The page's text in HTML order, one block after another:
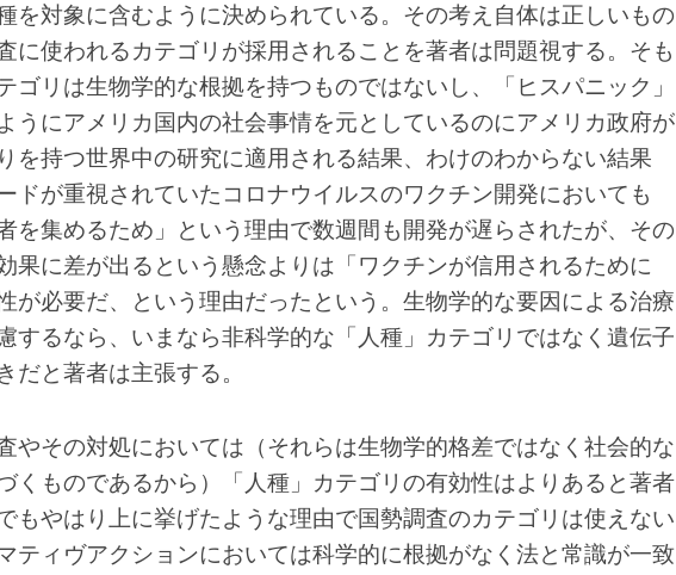
を対象に含むように決められている。その考え自体は正しいもの
に使われるカテゴリが採用されることを著者は問題視する。そも
ゴリは生物学的な根拠を持つものではないし、「ヒスパニック」
うにアメリカ国内の社会事情を元としているのにアメリカ政府が
を持つ世界中の研究に適用される結果、わけのわからない結果
ドが重視されていたコロナウイルスのワクチン開発においても
を集めるため」という理由で数週間も開発が遅らされたが、その
果に差が出るという懸念よりは「ワクチンが信用されるために
が必要だ、という理由だったという。生物学的な要因による治療
するなら、いまなら非科学的な「人種」カテゴリではなく遺伝子
だと著者は主張する。
やその対処においては（それらは生物学的格差ではなく社会的な
くものであるから）「人種」カテゴリの有効性はよりあると著者
もやはり上に挙げたような理由で国勢調査のカテゴリは使えない
ティヴアクションにおいては科学的に根拠がなく法と常識が一致